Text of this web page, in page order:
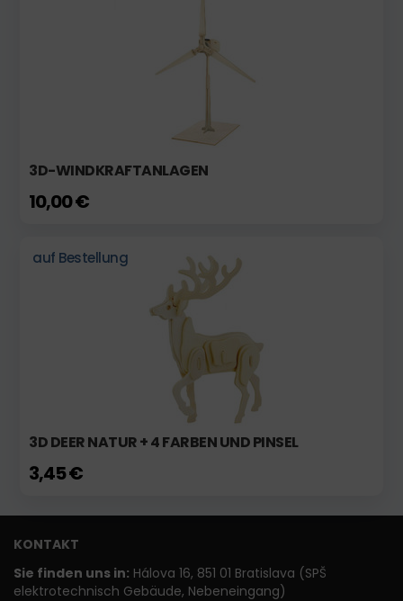
3D-WINDKRAFTANLAGEN
10,00 €
auf Bestellung
3D DEER NATUR + 4 FARBEN UND PINSEL
3,45 €
KONTAKT
Sie finden uns in: Hálova 16, 851 01 Bratislava (SPŠ
elektrotechnisch Gebäude, Nebeneingang)